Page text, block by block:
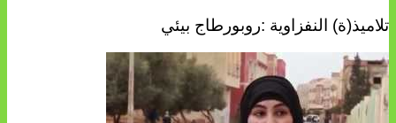
تلاميذ(ة) النفزاوية :روبورطاج بيئي